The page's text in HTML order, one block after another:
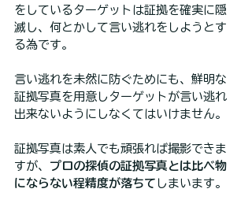
をしているターゲットは証拠を確実に隠
滅し、何とかして言い逃れをしようとす
る為です。
言い逃れを未然に防ぐためにも、鮮明な
証拠写真を用意しターゲットが言い逃れ
出来ないようにしなくてはいけません。
証拠写真は素人でも頑張れば撮影できま
すが、 プロの探偵の証拠写真とは比べ物
にならない程精度が落ちて しまいます。